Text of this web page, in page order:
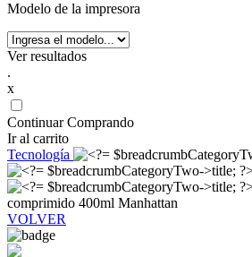
Modelo de la impresora
Ver resultados
.
x
Continuar Comprando
Ir al carrito
Tecnología
comprimido 400ml Manhattan
VOLVER